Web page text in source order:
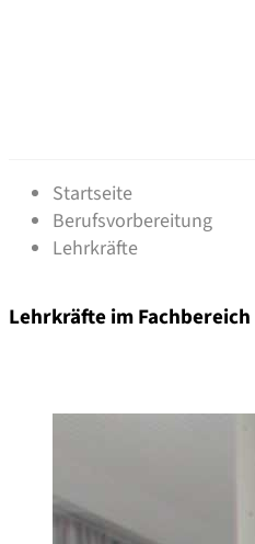
Lehrkräfte -
Startseite
Berufsvorbereitung
Lehrkräfte
Lehrkräfte im